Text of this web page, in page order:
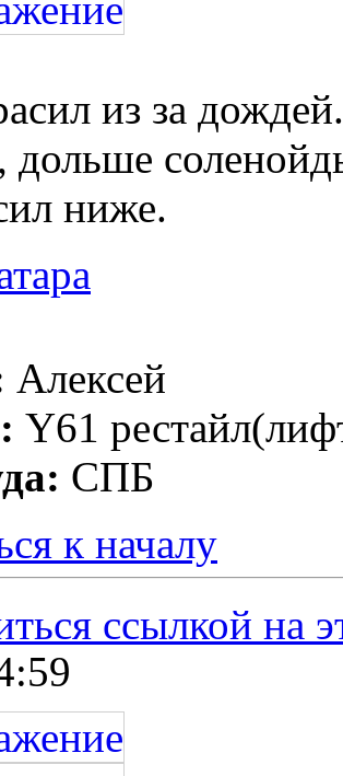
из за
дольше
ниже.
Алексей
Y61
СПБ
к началу